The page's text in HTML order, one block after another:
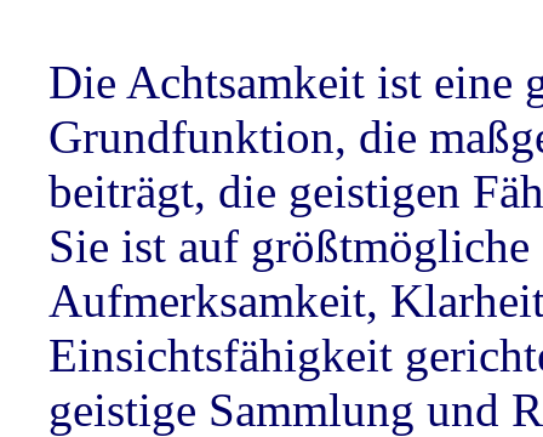
Die Achtsamkeit ist eine
Grundfunktion, die
beiträgt, die geistigen
Sie ist auf
Aufmerksamkeit,
Einsichtsfähigkeit
geistige Sammlung und